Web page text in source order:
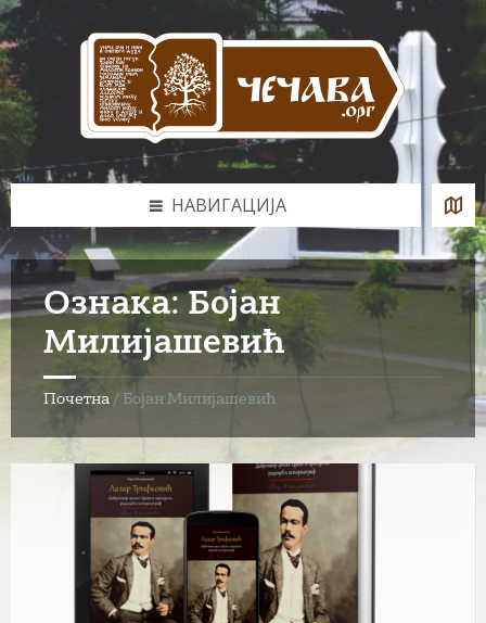
Skip
to
content
Skip
to
left
sidebar
Skip
to
right
sidebar
Skip
to
footer
НАВИГАЦИЈА
Ознака:Бојан
Милијашевић
Почетна / Бојан Милијашевић